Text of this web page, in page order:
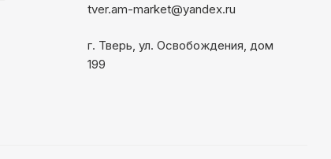
tver.am-market@yandex.ru
г. Тверь, ул. Освобождения, дом
199